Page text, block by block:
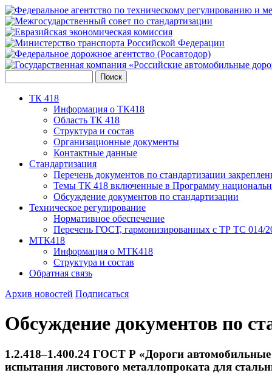
ТК 418
Информация о ТК418
Область ТК 418
Структура и состав
Организационные документы
Контактные данные
Стандартизация
Перечень документов по стандартизации
Темы ТК 418 включенные в Программу
Обсуждение документов по стандартизации
Техническое регулирование
Нормативное обеспечение
Перечень ГОСТ, гармонизированных с ТР ТС 014/
МТК418
Информация о МТК418
Структура и состав
Обратная связь
Архив новостей Подписаться
Обсуждение документов по
1.2.418–1.400.24 ГОСТ Р «Дороги
испытания листового металлопроката для